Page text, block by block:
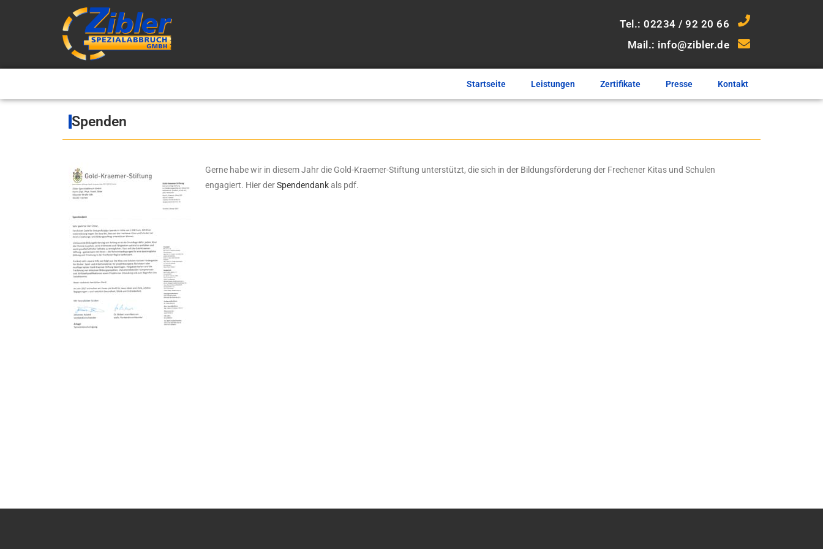
Tel.: 02234 / 92 20 66
Mail.: info@zibler.de
Startseite Leistungen Zertifikate Presse Kontakt
Spenden
Gerne habe wir in diesem Jahr die Gold-Kraemer-Stiftung unterstützt, die sich in der Bildungsförderung der Frechener Kitas und Schulen
engagiert. Hier derSpendendankals pdf.